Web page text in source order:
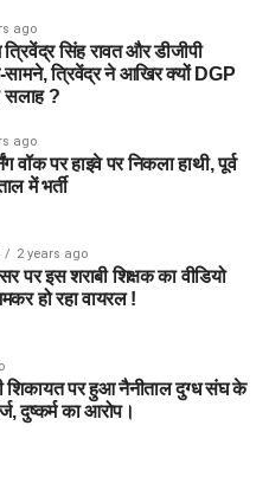
ago
त्रिवेंद्र सिंह रावत और डीजीपी
त्रिवेंद्र ने आखिर क्यों DGP
सलाह ?
ago
वॉक पर हाइवे पर निकला हाथी, पूर्व
में भर्ती
2 years ago
पर इस शराबी शिक्षक का वीडियो
हो रहा वायरल !
शिकायत पर हुआ नैनीताल दुग्ध संघ के
दुष्कर्म का आरोप।